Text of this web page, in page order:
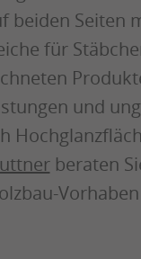
beiden Seiten
für
und
beraten